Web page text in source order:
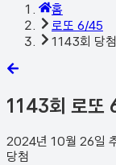
홈
로또 6/45
1143회 당
1143회 로또
2024년 10월 26일
당첨